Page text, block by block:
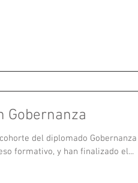
Gobernanza
del diplomado Gobernanza
formativo, y han finalizado el...